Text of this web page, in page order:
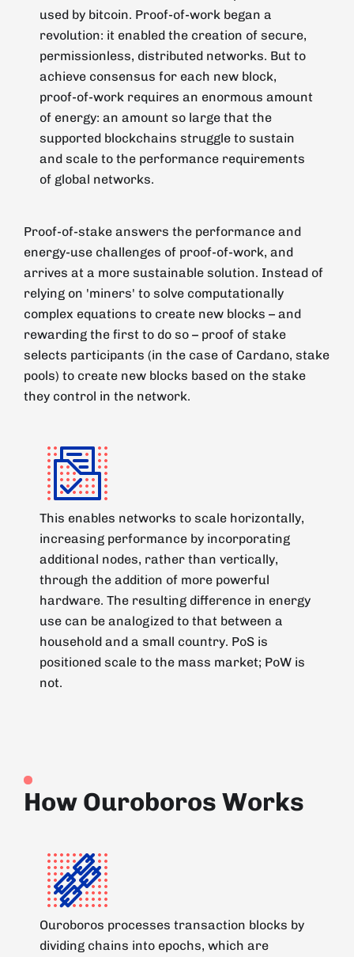
used by bitcoin. Proof-of-work began a
revolution: it enabled the creation of secure,
permissionless, distributed networks. But to
achieve consensus for each new block,
proof-of-work requires an enormous amount
of energy: an amount so large that the
supported blockchains struggle to sustain
and scale to the performance requirements
of global networks.
Proof-of-stake answers the performance and
energy-use challenges of proof-of-work, and
arrives at a more sustainable solution. Instead of
relying on 'miners' to solve computationally
complex equations to create new blocks – and
rewarding the first to do so – proof of stake
selects participants (in the case of Cardano, stake
pools) to create new blocks based on the stake
they control in the network.
This enables networks to scale horizontally,
increasing performance by incorporating
additional nodes, rather than vertically,
through the addition of more powerful
hardware. The resulting difference in energy
use can be analogized to that between a
household and a small country. PoS is
positioned scale to the mass market; PoW is
not.
How Ouroboros Works
Ouroboros processes transaction blocks by
dividing chains into epochs, which are